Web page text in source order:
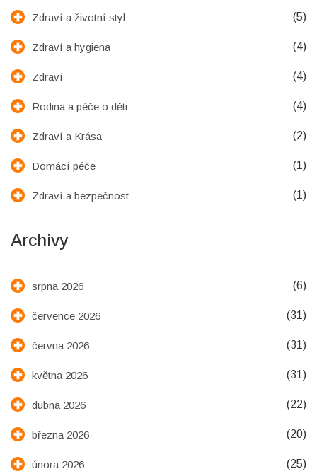
Zdraví a životní styl (5)
Zdraví a hygiena (4)
Zdraví (4)
Rodina a péče o děti (4)
Zdraví a Krása (2)
Domácí péče (1)
Zdraví a bezpečnost (1)
Archivy
srpna 2026 (6)
července 2026 (31)
června 2026 (31)
května 2026 (31)
dubna 2026 (22)
března 2026 (20)
února 2026 (25)